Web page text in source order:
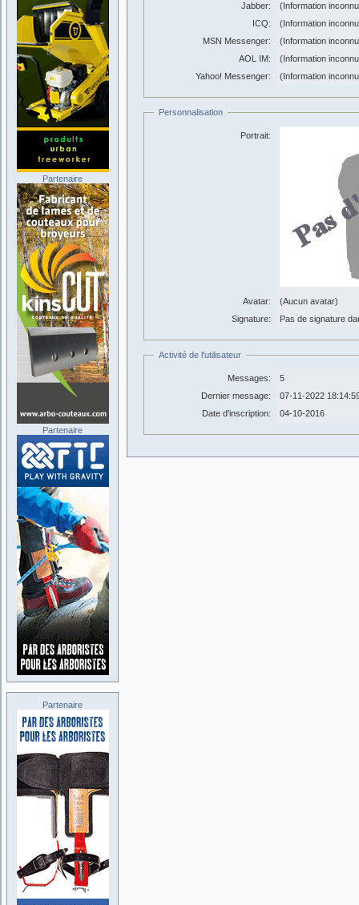
Jabber:
(Information
ICQ:
(Information
MSN Messenger:
(Information
AOL IM:
(Information
Yahoo! Messenger:
(Information
Personnalisation
Portrait:
Avatar:
(Aucun avatar)
Signature:
Pas de signature
Activité de l'utilisateur
Messages:
5
Dernier message:
07-11-2022
Date d'inscription:
04-10-2016
Partenaire
Partenaire
Partenaire